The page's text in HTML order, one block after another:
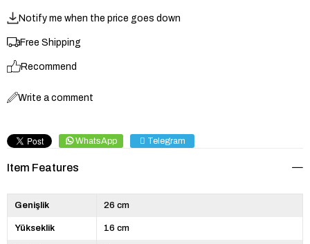
Notify me when the price goes down
Free Shipping
Recommend
Write a comment
WhatsApp Telegram
Item Features
Genişlik 26 cm
Yükseklik 16 cm